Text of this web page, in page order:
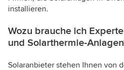
installieren.
Wozu brauche ich
und Solarthermie-
Solaranbieter stehen Ihnen von